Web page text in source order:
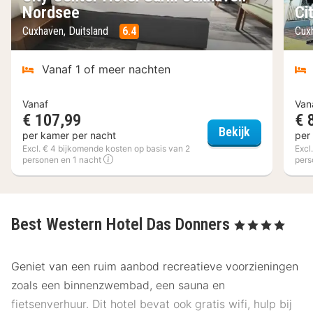
Nordsee
Cuxhaven, Duitsland 6.4
Vanaf 1 of meer nachten
Vanaf
€ 107,99
per kamer per nacht
Excl. € 4 bijkomende kosten op basis van 2
personen en 1 nacht
Bekijk City
€
per
Best Western Hotel Das Donners , 4 Sterren
Geniet van een ruim aanbod recreatieve voorzieningen
zoals een binnenzwembad, een sauna en
fietsenverhuur. Dit hotel bevat ook gratis wifi, hulp bij